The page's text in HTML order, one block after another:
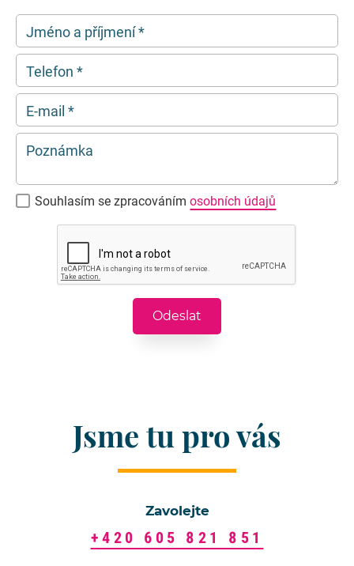
Jméno a příjmení*
Telefon *
E-mail *
Poznámka
Souhlasím se zpracováním osobních údajů
Jsme tu pro vás
Zavolejte
+420 605 821 851